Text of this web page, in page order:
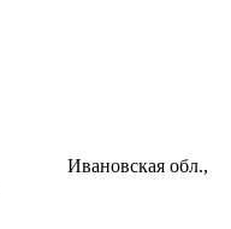
Ивановская обл.,